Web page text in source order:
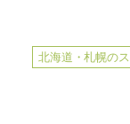
北海道・札幌の